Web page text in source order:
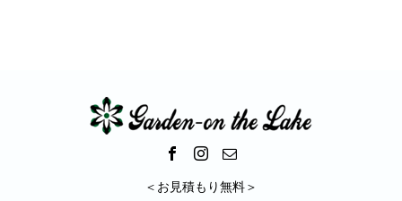
＜お見積もり無料＞